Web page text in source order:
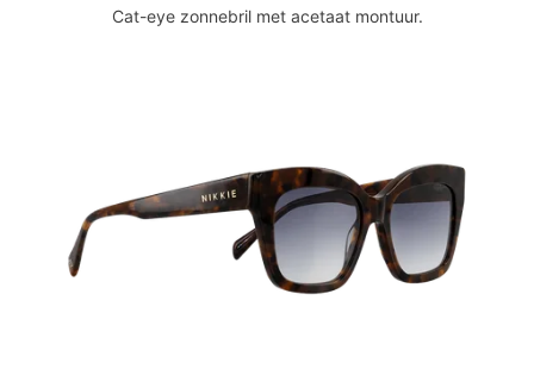
Cat-eye zonnebril met acetaat montuur.